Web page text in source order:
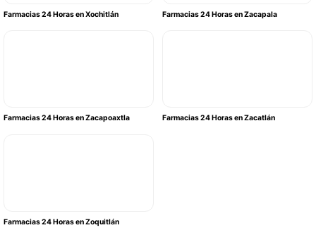
Farmacias 24 Horas en Xochitlán Farmacias 24 Horas en Zacapala
Farmacias 24 Horas en Zacapoaxtla Farmacias 24 Horas en Zacatlán
Farmacias 24 Horas en Zoquitlán